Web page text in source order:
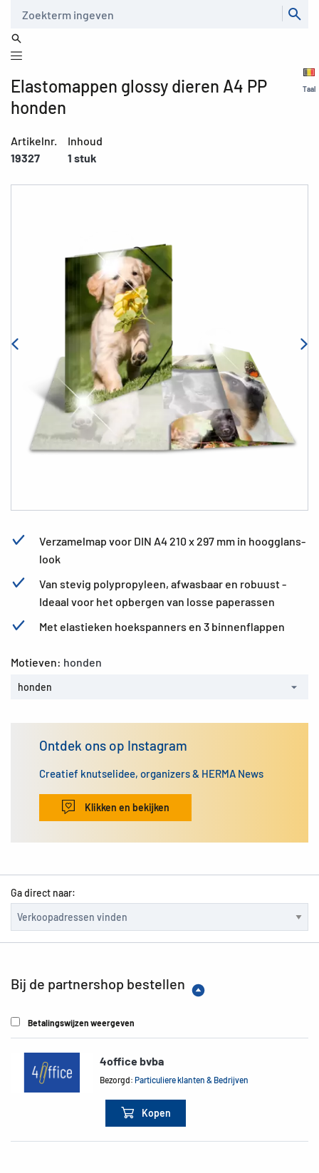
Taal
Elastomappen glossy dieren A4 PP
honden
Artikelnr.
19327
Inhoud
1 stuk
Verzamelmap voor DIN A4 210 x 297 mm in hoogglans-
look
Van stevig polypropyleen, afwasbaar en robuust -
Ideaal voor het opbergen van losse paperassen
Met elastieken hoekspanners en 3 binnenflappen
Motieven: honden
honden
Ontdek ons op Instagram
Creatief knutselidee, organizers & HERMA News
Klikken en bekijken
Ga direct naar:
Bij de partnershop bestellen
Betalingswijzen weergeven
4office bvba
Bezorgd:Particuliere klanten & Bedrijven
Kopen